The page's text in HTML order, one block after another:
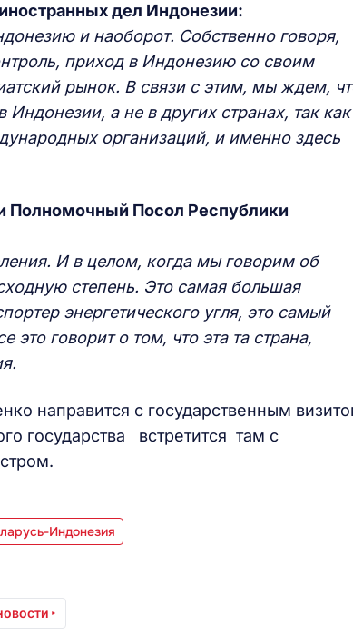
дел Индонезии:
и наоборот. Собственно говоря,
приход в Индонезию со своим
рынок. В связи с этим, мы ждем,
а не в других странах, так как
организаций, и именно здесь
Полномочный Посол Республики
И в целом, когда мы говорим об
степень. Это самая большая
энергетического угля, это самый
говорит о том, что эта та страна,
направится с государственным
государства встретится там с
Индонезия